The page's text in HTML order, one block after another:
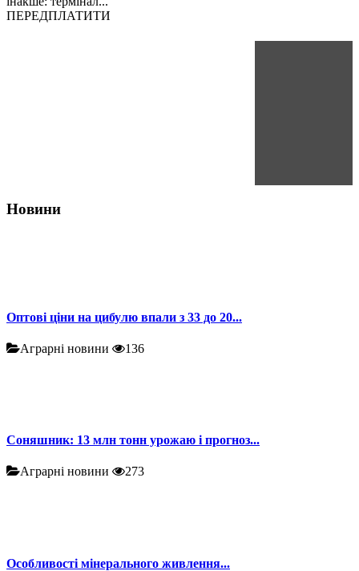
ПЕРЕДПЛАТИТИ
Новини
Оптові ціни на цибулю впали з 33 до 20...
Аграрні новини 136
Соняшник: 13 млн тонн урожаю і прогноз...
Аграрні новини 273
Особливості мінерального живлення...